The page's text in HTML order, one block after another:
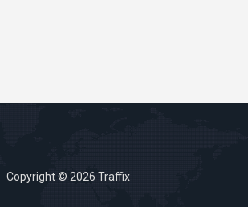
Copyright © 2026 Traffix